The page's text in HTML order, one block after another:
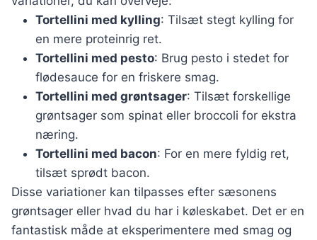
Tortellini med kylling: Tilsæt stegt kylling for
en mere proteinrig ret.
Tortellini med pesto: Brug pesto i stedet for
flødesauce for en friskere smag.
Tortellini med grøntsager: Tilsæt forskellige
grøntsager som spinat eller broccoli for ekstra
næring.
Tortellini med bacon: For en mere fyldig ret,
tilsæt sprødt bacon.
Disse variationer kan tilpasses efter sæsonens
grøntsager eller hvad du har i køleskabet. Det er en
fantastisk måde at eksperimentere med smag og